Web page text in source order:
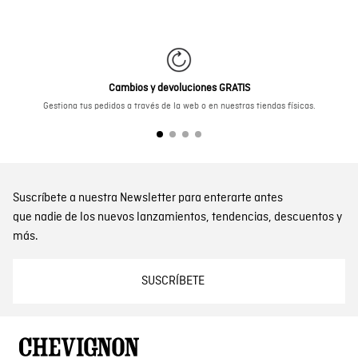
Cambios y devoluciones GRATIS
Gestiona tus pedidos a través de la web o en nuestras tiendas físicas.
Suscríbete a nuestra Newsletter para enterarte antes
que nadie de los nuevos lanzamientos, tendencias, descuentos y
más.
SUSCRÍBETE